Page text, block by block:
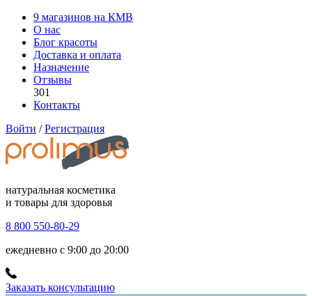
9 магазинов на КМВ
О нас
Блог красоты
Доставка и оплата
Назначение
Отзывы
301
Контакты
Войти / Регистрация
натуральная косметика
и товары для здоровья
8 800 550-80-29
ежедневно с 9:00 до 20:00
Заказать консультацию